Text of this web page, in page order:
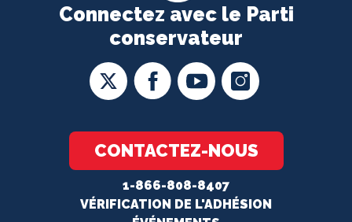
Connectez avec le Parti
conservateur
CONTACTEZ-NOUS
1-866-808-8407
VÉRIFICATION DE L'ADHÉSION